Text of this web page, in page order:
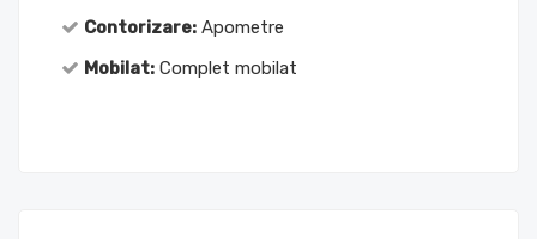
Contorizare: Apometre
Mobilat: Complet mobilat